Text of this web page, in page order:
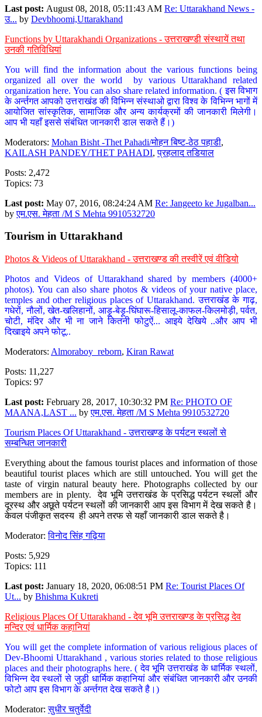
Last post: August 08, 2018, 05:11:43 AM Re: Uttarakhand News -
उ... by Devbhoomi,Uttarakhand
Functions by Uttarakhandi Organizations - उत्तराखण्डी संस्थायें तथा
उनकी गतिविधियां
You will find the information about the various functions being
organized all over the world by various Uttarakhand related
organization here. You can also share related information. ( इस विभाग
के अर्न्तगत आपको उत्तराखंड की विभिन्न संस्थाओ द्वारा विश्व के विभिन्न भागों में
आयोजित सांस्कृतिक, सामाजिक और अन्य कार्यक्रमों की जानकारी मिलेगी।
आप भी यहाँ इससे संबंधित जानकारी डाल सकते हैं।)
Moderators: Mohan Bisht -Thet Pahadi/मोहन बिष्ट-ठेठ पहाडी,
KAILASH PANDEY/THET PAHADI,प्रहलाद तडियाल
Posts: 2,472
Topics: 73
Last post: May 07, 2016, 08:24:24 AM Re: Jangeeto ke Jugalban...
byएम.एस. मेहता /M S Mehta 9910532720
Tourism in Uttarakhand
Photos & Videos of Uttarakhand - उत्तराखण्ड की तस्वीरें एवं वीडियो
Photos and Videos of Uttarakhand shared by members (4000+
photos). You can also share photos & videos of your native place,
temples and other religious places of Uttarakhand. उत्तराखंड के गाढ़,
गधेरों, नौलों, खेत-खलिहानों, आड़ू-बेड़ू-घिंघारू-हिसालू-काफल-किलमोड़ी, पर्वत,
चोटी, मंदिर और भी ना जाने कितनी फोटुऐं... आइये देखिये ..और आप भी
दिखाइये अपने फोटू..
Moderators: Almoraboy_reborn, Kiran Rawat
Posts: 11,227
Topics: 97
Last post: February 28, 2017, 10:30:32 PM Re: PHOTO OF
MAANA,LAST ... byएम.एस. मेहता /M S Mehta 9910532720
Tourism Places Of Uttarakhand - उत्तराखण्ड के पर्यटन स्थलों से
सम्बन्धित जानकारी
Everything about the famous tourist places and information of those
beautiful tourist places which are still untouched. You will get the
taste of virgin natural beauty here. Photographs collected by our
members are in plenty. देव भूमि उत्तराखंड के प्रसिद्ध पर्यटन स्थलों और
दूरस्थ और अछूते पर्यटन स्थलों की जानकारी आप इस विभाग में देख सकते है।
केवल पंजीकृत सदस्य ही अपने तरफ से यहाँ जानकारी डाल सकते है।
Moderator:विनोद सिंह गढ़िया
Posts: 5,929
Topics: 111
Last post: January 18, 2020, 06:08:51 PM Re: Tourist Places Of
Ut... by Bhishma Kukreti
Religious Places Of Uttarakhand - देव भूमि उत्तराखण्ड के प्रसिद्ध देव
मन्दिर एवं धार्मिक कहानियां
You will get the complete information of various religious places of
Dev-Bhoomi Uttarakhand , various stories related to those religious
places and their photographs here. ( देव भूमि उत्तराखंड के धार्मिक स्थलों,
विभिन्न देव स्थलों से जुड़ी धार्मिक कहानियां और संबंधित जानकारी और उनकी
फोटो आप इस विभाग के अर्न्तगत देख सकते है।)
Moderator:सुधीर चतुर्वेदी